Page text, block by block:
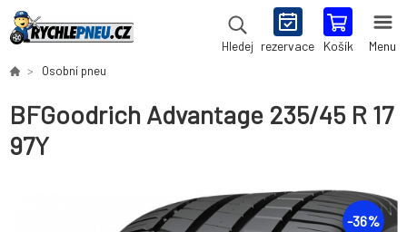
Hledej rezervace Košík Menu
Osobní pneu
BFGoodrich Advantage 235/45 R 17
97Y
-36%